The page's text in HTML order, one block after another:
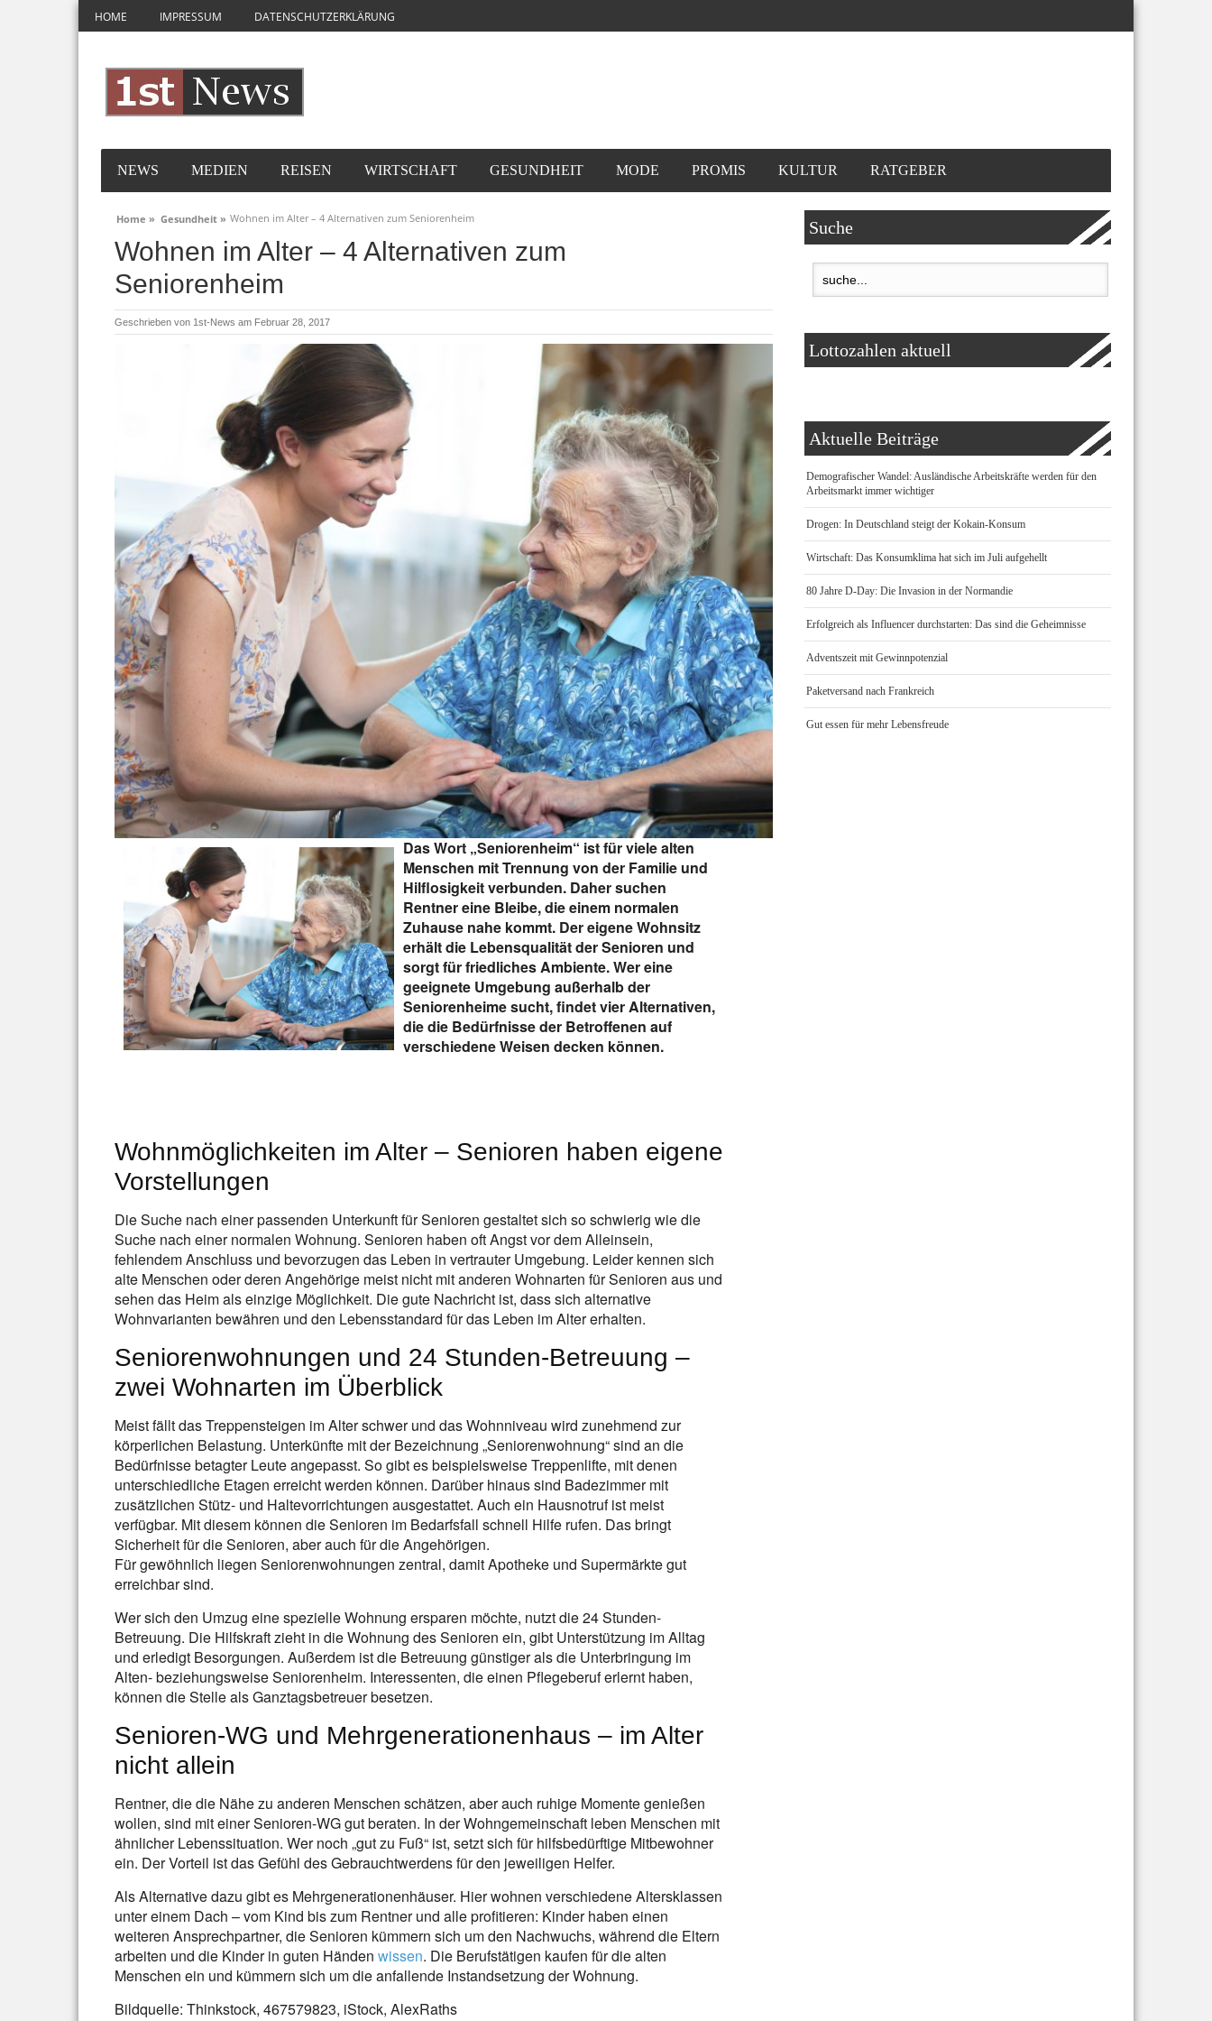
HOME IMPRESSUM DATENSCHUTZERKLÄRUNG
NEWS MEDIEN REISEN WIRTSCHAFT GESUNDHEIT MODE PROMIS KULTUR RATGEBER
Home » Gesundheit » Wohnen im Alter – 4 Alternativen zum Seniorenheim
Wohnen im Alter – 4 Alternativen zum
Seniorenheim
Geschrieben von 1st-News am Februar 28, 2017
Das Wort „Seniorenheim“ ist für viele alten
Menschen mit Trennung von der Familie und
Hilflosigkeit verbunden. Daher suchen
Rentner eine Bleibe, die einem normalen
Zuhause nahe kommt. Der eigene Wohnsitz
erhält die Lebensqualität der Senioren und
sorgt für friedliches Ambiente. Wer eine
geeignete Umgebung außerhalb der
Seniorenheime sucht, findet vier Alternativen,
die die Bedürfnisse der Betroffenen auf
verschiedene Weisen decken können.
Wohnmöglichkeiten im Alter – Senioren haben eigene
Vorstellungen
Die Suche nach einer passenden Unterkunft für Senioren gestaltet sich so schwierig wie die
Suche nach einer normalen Wohnung. Senioren haben oft Angst vor dem Alleinsein,
fehlendem Anschluss und bevorzugen das Leben in vertrauter Umgebung. Leider kennen sich
alte Menschen oder deren Angehörige meist nicht mit anderen Wohnarten für Senioren aus und
sehen das Heim als einzige Möglichkeit. Die gute Nachricht ist, dass sich alternative
Wohnvarianten bewähren und den Lebensstandard für das Leben im Alter erhalten.
Seniorenwohnungen und 24 Stunden-Betreuung –
zwei Wohnarten im Überblick
Meist fällt das Treppensteigen im Alter schwer und das Wohnniveau wird zunehmend zur
körperlichen Belastung. Unterkünfte mit der Bezeichnung „Seniorenwohnung“ sind an die
Bedürfnisse betagter Leute angepasst. So gibt es beispielsweise Treppenlifte, mit denen
unterschiedliche Etagen erreicht werden können. Darüber hinaus sind Badezimmer mit
zusätzlichen Stütz- und Haltevorrichtungen ausgestattet. Auch ein Hausnotruf ist meist
verfügbar. Mit diesem können die Senioren im Bedarfsfall schnell Hilfe rufen. Das bringt
Sicherheit für die Senioren, aber auch für die Angehörigen.
Für gewöhnlich liegen Seniorenwohnungen zentral, damit Apotheke und Supermärkte gut
erreichbar sind.
Wer sich den Umzug eine spezielle Wohnung ersparen möchte, nutzt die 24 Stunden-
Betreuung. Die Hilfskraft zieht in die Wohnung des Senioren ein, gibt Unterstützung im Alltag
und erledigt Besorgungen. Außerdem ist die Betreuung günstiger als die Unterbringung im
Alten- beziehungsweise Seniorenheim. Interessenten, die einen Pflegeberuf erlernt haben,
können die Stelle als Ganztagsbetreuer besetzen.
Senioren-WG und Mehrgenerationenhaus – im Alter
nicht allein
Rentner, die die Nähe zu anderen Menschen schätzen, aber auch ruhige Momente genießen
wollen, sind mit einer Senioren-WG gut beraten. In der Wohngemeinschaft leben Menschen mit
ähnlicher Lebenssituation. Wer noch „gut zu Fuß“ ist, setzt sich für hilfsbedürftige Mitbewohner
ein. Der Vorteil ist das Gefühl des Gebrauchtwerdens für den jeweiligen Helfer.
Als Alternative dazu gibt es Mehrgenerationenhäuser. Hier wohnen verschiedene Altersklassen
unter einem Dach – vom Kind bis zum Rentner und alle profitieren: Kinder haben einen
weiteren Ansprechpartner, die Senioren kümmern sich um den Nachwuchs, während die Eltern
arbeiten und die Kinder in guten Händen wissen. Die Berufstätigen kaufen für die alten
Menschen ein und kümmern sich um die anfallende Instandsetzung der Wohnung.
Bildquelle: Thinkstock, 467579823, iStock, AlexRaths
Suche
Lottozahlen aktuell
Aktuelle Beiträge
Demografischer Wandel: Ausländische Arbeitskräfte werden für den
Arbeitsmarkt immer wichtiger
Drogen: In Deutschland steigt der Kokain-Konsum
Wirtschaft: Das Konsumklima hat sich im Juli aufgehellt
80 Jahre D-Day: Die Invasion in der Normandie
Erfolgreich als Influencer durchstarten: Das sind die Geheimnisse
Adventszeit mit Gewinnpotenzial
Paketversand nach Frankreich
Gut essen für mehr Lebensfreude